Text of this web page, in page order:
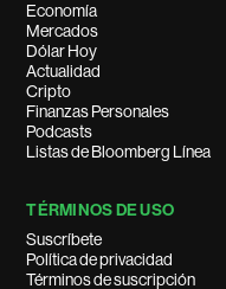
Economía
Mercados
Dólar Hoy
Actualidad
Cripto
Finanzas Personales
Podcasts
Listas de Bloomberg Línea
TÉRMINOS DE USO
Suscríbete
Política de privacidad
Términos de suscripción